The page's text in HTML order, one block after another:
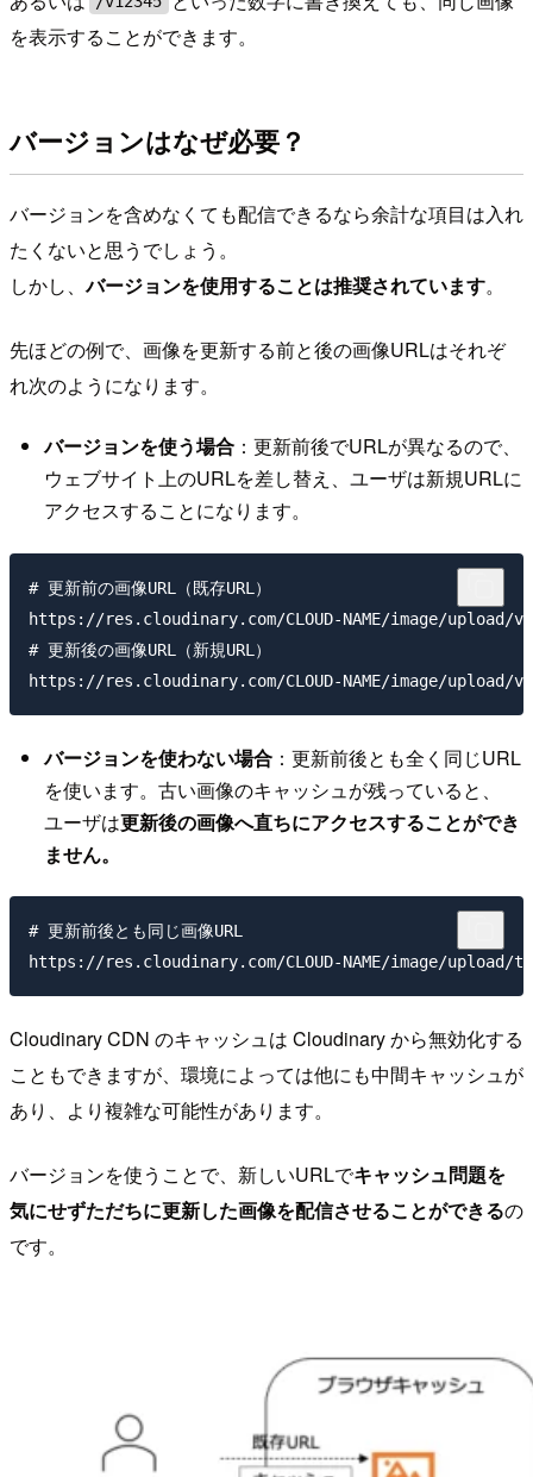
を表示することができます。
バージョンはなぜ必要？
バージョンを含めなくても配信できるなら余計な項目は入れ
たくないと思うでしょう。
しかし、バージョンを使用することは推奨されています。
先ほどの例で、画像を更新する前と後の画像URLはそれぞ
れ次のようになります。
バージョンを使う場合：更新前後でURLが異なるので、
ウェブサイト上のURLを差し替え、ユーザは新規URLに
アクセスすることになります。
# 更新前の画像URL（既存URL）
https://res.cloudinary.com/CLOUD-NAME/image/upload/
# 更新後の画像URL（新規URL）
バージョンを使わない場合：更新前後とも全く同じURL
を使います。古い画像のキャッシュが残っていると、
ユーザは更新後の画像へ直ちにアクセスすることができ
ません。
# 更新前後とも同じ画像URL
Cloudinary CDN のキャッシュは Cloudinary から無効化する
こともできますが、環境によっては他にも中間キャッシュが
あり、より複雑な可能性があります。
バージョンを使うことで、新しいURLでキャッシュ問題を
気にせずただちに更新した画像を配信させることができるの
です。